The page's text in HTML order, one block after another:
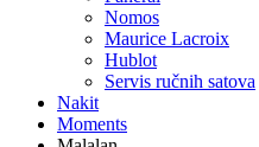
Nomos
Maurice Lacroix
Hublot
Servis ručnih satova
Nakit
Moments